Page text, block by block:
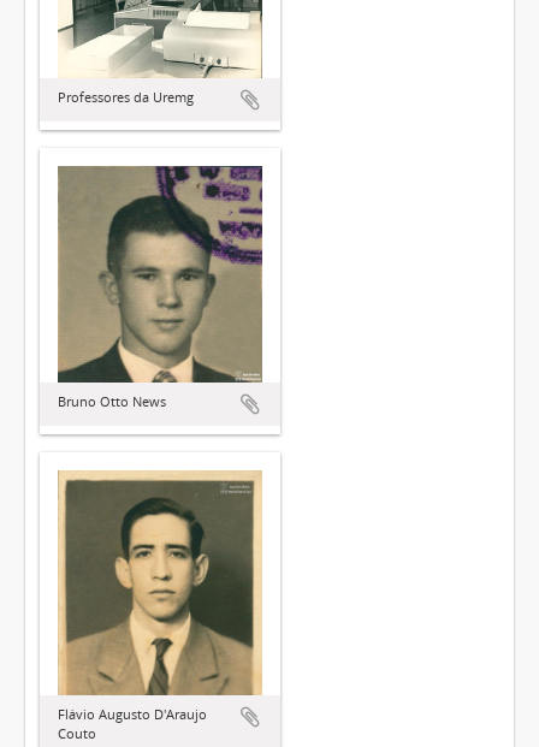
Professores da Uremg
Bruno Otto News
Flávio Augusto D'Araujo
Couto